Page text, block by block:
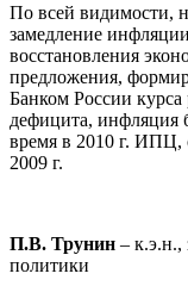
По всей видимости,
замедление
восстановления
предложения,
Банком России
дефицита, инфляция
время в 2010 г. ИПЦ,
2009 г.
П.В. Трунин – к.э.н.,
политики